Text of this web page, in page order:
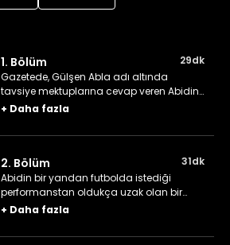
1. Bölüm
29dk
Gazetede, Gülşen Abla adı altında
tavsiye mektuplarına cevap veren Abidin,
oğlu ile gelini arasındaki tartışmaya
okurunun derdine derman olmaya çalışır.
+ Daha fazla
2. Bölüm
31dk
Abidin bir yandan futbolda istediği
performanstan oldukça uzak olan bir
okuruna yardım etmeye çalışırken diğer
+ Daha fazla